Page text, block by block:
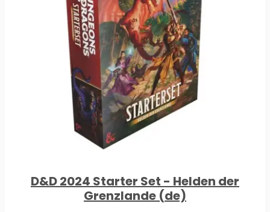
D&D 2024 Starter Set - Helden der
Grenzlande (de)